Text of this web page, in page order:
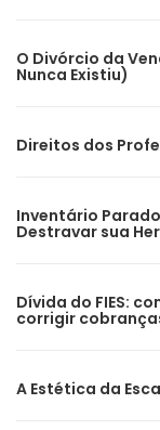
O Divórcio da
Nunca Existiu)
Direitos dos
Inventário
Destravar sua
Dívida do FIES:
corrigir
A Estética da